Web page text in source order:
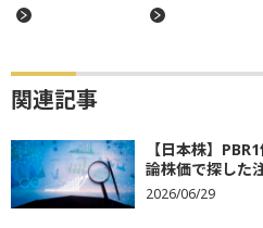
関連記事
【日本株】
論株価で探した
2026/06/29